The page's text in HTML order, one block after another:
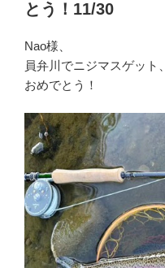
とう！11/30
Nao様、
員弁川でニジマスゲット、
おめでとう！